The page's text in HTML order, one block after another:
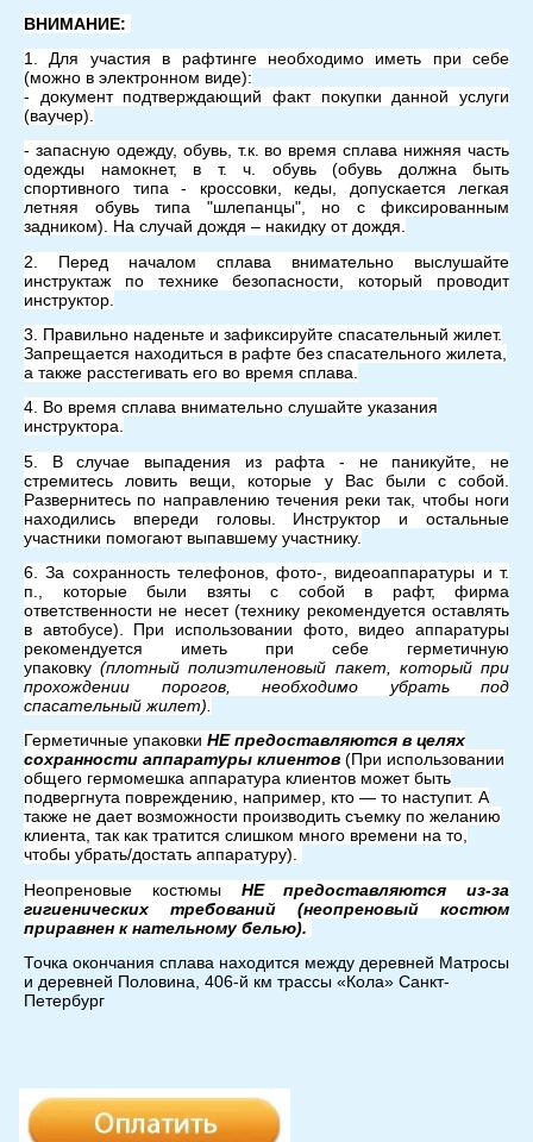
ВНИМАНИЕ:
1. Для участия в рафтинге необходимо иметь при себе
(можно в электронном виде):
- документ подтверждающий факт покупки данной услуги
(ваучер).
- запасную одежду, обувь, т.к. во время сплава нижняя часть
одежды намокнет, в т. ч. обувь (обувь должна быть
спортивного типа - кроссовки, кеды, допускается легкая
летняя обувь типа "шлепанцы", но с фиксированным
задником). На случай дождя – накидку от дождя.
2. Перед началом сплава внимательно выслушайте
инструктаж по технике безопасности, который проводит
инструктор.
3. Правильно наденьте и зафиксируйте спасательный жилет.
Запрещается находиться в рафте без спасательного жилета,
а также расстегивать его во время сплава.
4. Во время сплава внимательно слушайте указания
инструктора.
5. В случае выпадения из рафта - не паникуйте, не
стремитесь ловить вещи, которые у Вас были с собой.
Развернитесь по направлению течения реки так, чтобы ноги
находились впереди головы. Инструктор и остальные
участники помогают выпавшему участнику.
6. За сохранность телефонов, фото-, видеоаппаратуры и т.
п., которые были взяты с собой в рафт, фирма
ответственности не несет (технику рекомендуется оставлять
в автобусе). При использовании фото, видео аппаратуры
рекомендуется иметь при себе герметичную
упаковку(плотный полиэтиленовый пакет, который при
прохождении порогов, необходимо убрать под
спасательный жилет).
Герметичные упаковки НЕ предоставляются в целях
сохранности аппаратуры клиентов (При использовании
общего гермомешка аппаратура клиентов может быть
подвергнута повреждению, например, кто — то наступит. А
также не дает возможности производить съемку по желанию
клиента, так как тратится слишком много времени на то,
чтобы убрать/достать аппаратуру).
Неопреновые костюмы НЕ предоставляются из-за
гигиенических требований (неопреновый костюм
приравнен к нательному белью).
Точка окончания сплава находится между деревней Матросы
и деревней Половина, 406-й км трассы «Кола» Санкт-
Петербург